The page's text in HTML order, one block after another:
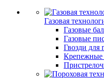
Газовая
Газовые
Газовые
Гвозди для
Крепежные